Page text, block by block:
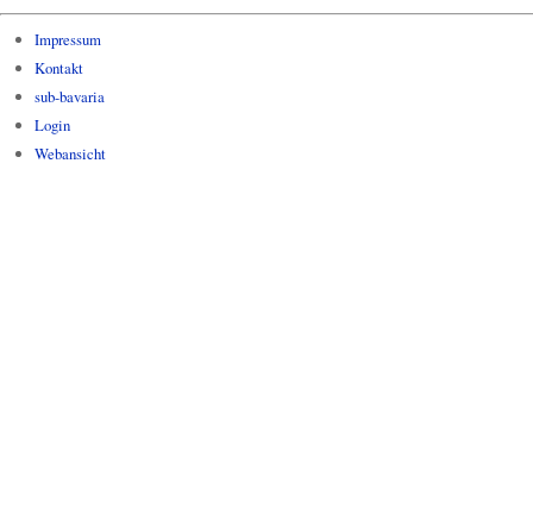
Impressum
Kontakt
sub-bavaria
Login
Webansicht